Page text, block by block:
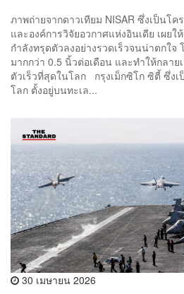
ภาพถ่ายจากดาวเทียม NISAR ซึ่งเป็นโค
และองค์การวิจัยอวกาศแห่งอินเดีย เผย
กำลังทรุดตัวลงอย่างรวดเร็วจนน่าตกใจ
มากกว่า 0.5 นิ้วต่อเดือน และทำให้กลา
ตัวเร็วที่สุดในโลก กรุงเม็กซิโก ซิตี้ ซึ่ง
โลก ตั้งอยู่บนทะเล...
30 เมษายน 2026